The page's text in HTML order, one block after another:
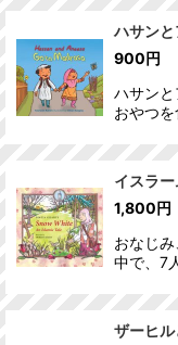
ハサン
900円
ハサン
おやつ
イスラ
1,800円
おなじ
中で、7
ザーヒ